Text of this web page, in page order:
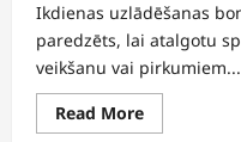
Ikdienas uzlādēšanas
paredzēts, lai atalgotu
veikšanu vai pirkumiem...
Read MoreRead
more